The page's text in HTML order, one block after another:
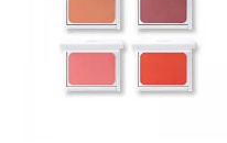
印象的に。4色全部使えば可能性は
無限大。もちろん単色使いもOK！
イヤーで、幾通りもの旬なアイメイ